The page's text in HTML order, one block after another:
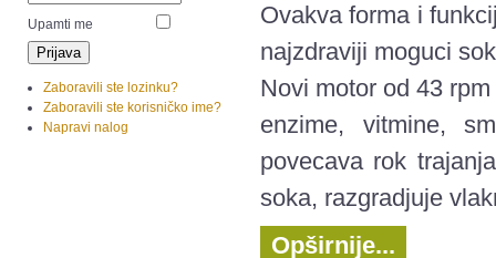
Upamti me
Zaboravili ste lozinku?
Zaboravili ste korisničko ime?
Napravi nalog
Ovakva forma i
najzdraviji moguci
Novi motor od 43
enzime, vitmine,
povecava rok
soka, razgradjuje
Opširnije...